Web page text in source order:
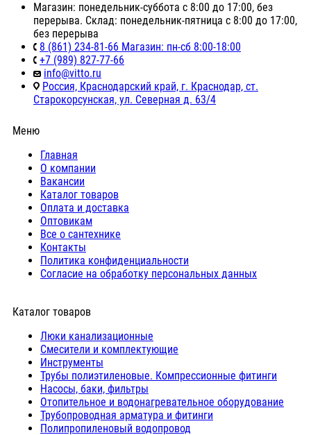
Магазин: понедельник-суббота с 8:00 до 17:00, без
перерыва. Склад: понедельник-пятница с 8:00 до 17:00,
без перерыва
8 (861) 234-81-66 Магазин: пн-сб 8:00-18:00
+7 (989) 827-77-66
info@vitto.ru
Россия, Краснодарский край, г. Краснодар, ст.
Старокорсунская, ул. Северная д. 63/4
Меню
Главная
О компании
Вакансии
Каталог товаров
Оплата и доставка
Оптовикам
Все о сантехнике
Контакты
Политика конфиденциальности
Согласие на обработку персональных данных
Каталог товаров
Люки канализационные
Cмесители и комплектующие
Инструменты
Трубы полиэтиленовые. Компрессионные фитинги
Насосы, баки, фильтры
Отопительное и водонагревательное оборудование
Трубопроводная арматура и фитинги
Полипропиленовый водопровод